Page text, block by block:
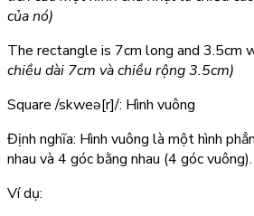
của nó)
The rectangle is 7cm long and 3.5cm
chiều dài 7cm và chiều rộng 3.5cm)
Square/skweə[r]/: Hình vuông
Định nghĩa: Hình vuông là một hình
nhau và 4 góc bằng nhau (4 góc vuông).
Ví dụ: